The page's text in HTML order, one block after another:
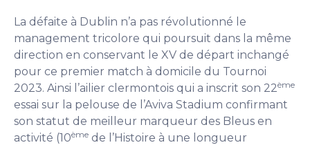
La défaite à Dublin n’a pas révolutionné le
management tricolore qui poursuit dans la même
direction en conservant le XV de départ inchangé
pour ce premier match à domicile du Tournoi
2023. Ainsi l’ailier clermontois qui a inscrit son 22ème
essai sur la pelouse de l’Aviva Stadium confirmant
son statut de meilleur marqueur des Bleus en
activité (10ème de l’Histoire à une longueur